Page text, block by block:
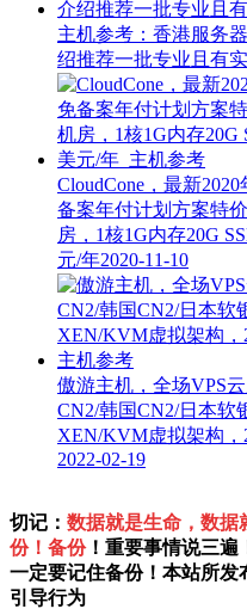
主机参考：香港服务
绍推荐一批专业且有
CloudCone，最新
备案年付计划方案特
房，1核1G内存20G
元/年2020-11-10
傲游主机，全场VPS
CN2/韩国CN2/日本软
XEN/KVM虚拟架构，
2022-02-19
切记： 数据就是生命，数据
份！备份！重要事情说三遍
一定要记住备份！本站所
引导行为